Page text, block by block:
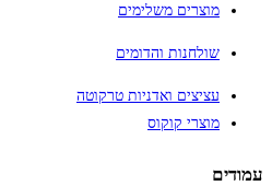
מוצרים משלימים
שולחנות והדומים
עציצים ואדניות טרקוטה
מוצרי קוקוס
עמודים